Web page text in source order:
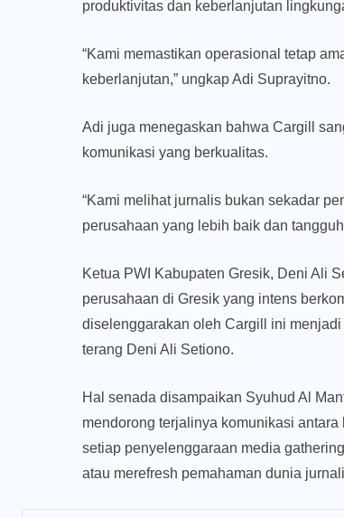
produktivitas dan keberlanjutan
“Kami memastikan operasional tetap
keberlanjutan,” ungkap Adi Suprayitno.
Adi juga menegaskan bahwa Cargill
komunikasi yang berkualitas.
“Kami melihat jurnalis bukan sekadar
perusahaan yang lebih baik dan
Ketua PWI Kabupaten Gresik, Deni Ali
perusahaan di Gresik yang intens
diselenggarakan oleh Cargill ini
terang Deni Ali Setiono.
Hal senada disampaikan Syuhud Al
mendorong terjalinya komunikasi
setiap penyelenggaraan media
atau merefresh pemahaman dunia